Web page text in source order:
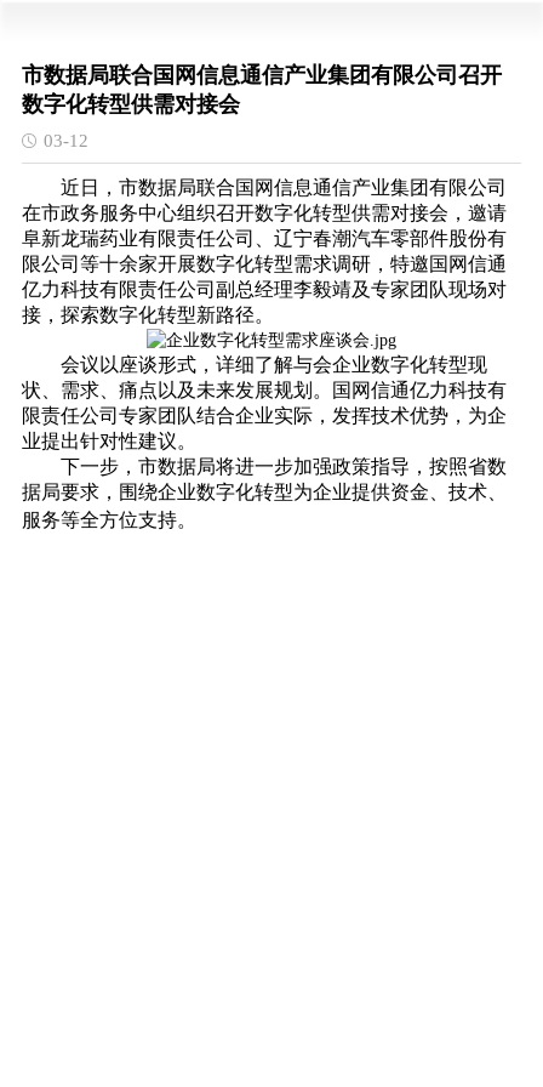
市数据局联合国网信息通信产业集团有限公司召开
数字化转型供需对接会
03-12
近日，市数据局联合国网信息通信产业集团有限公司
在市政务服务中心组织召开数字化转型供需对接会，邀请
阜新龙瑞药业有限责任公司、辽宁春潮汽车零部件股份有
限公司等十余家开展数字化转型需求调研，特邀国网信通
亿力科技有限责任公司副总经理李毅靖及专家团队现场对
接，探索数字化转型新路径。
会议以座谈形式，详细了解与会企业数字化转型现
状、需求、痛点以及未来发展规划。国网信通亿力科技有
限责任公司专家团队结合企业实际，发挥技术优势，为企
业提出针对性建议。
下一步，市数据局将进一步加强政策指导，按照省数
据局要求，围绕企业数字化转型为企业提供资金、技术、
服务等全方位支持。